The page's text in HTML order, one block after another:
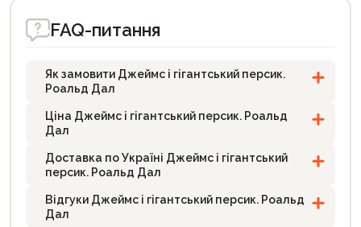
FAQ-питання
Як замовити Джеймс і гігантський персик.
Роальд Дал
Ціна Джеймс і гігантський персик. Роальд
Дал
Доставка по Україні Джеймс і гігантський
персик. Роальд Дал
Відгуки Джеймс і гігантський персик. Роальд
Дал